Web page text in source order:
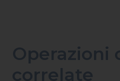
Operazioni
correlate